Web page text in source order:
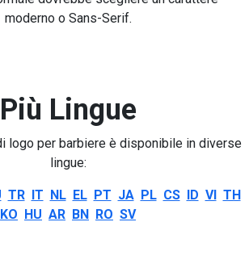
moderno o Sans-Serif.
Più Lingue
logo per barbiere è disponibile in diverse
lingue:
TR IT NL EL PT JA PL CS ID VI TH
KO HU AR BN RO SV